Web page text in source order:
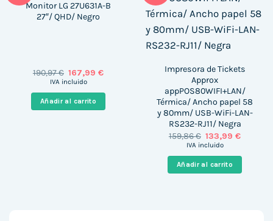
Monitor LG 27U631A-B
27″/ QHD/ Negro
190,97€ El
precio
era:
190,97 €.
167,99€El
es:
167,99 €.
IVA incluido
Añadir al carrito
Impresora de Tickets
Approx
appPOS80WIFI+LAN/
Térmica/ Ancho papel 58
y 80mm/ USB-WiFi-LAN-
RS232-RJ11/ Negra
159,86€ El
precio
era:
159,86 €.
133,99€El
es:
133,99
IVA incluido
Añadir al carrito